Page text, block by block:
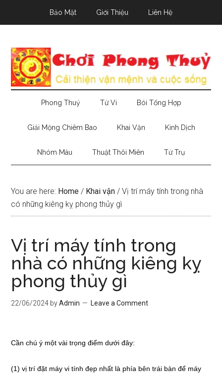
Bảo Mật Giới Thiệu Liên Hệ
Phong Thuỷ Tử Vi Bói Tổng Hợp
Giải Mộng Chiêm Bao Khai Vận Kinh Dịch
Nhóm Máu Thuật Thôi Miên Tứ Trụ
You are here: Home / Khai vận / Vị trí máy tính trong nhà
có những kiêng kỵ phong thủy gì
Vị trí máy tính trong
nhà có những kiêng kỵ
phong thủy gì
22/06/2024 byAdmin Leave a Comment
Cần chú ý một vài trọng điểm dưới đây:
(1) vị trí đặt máy vi tính đẹp nhất là phía bên trái bàn để máy